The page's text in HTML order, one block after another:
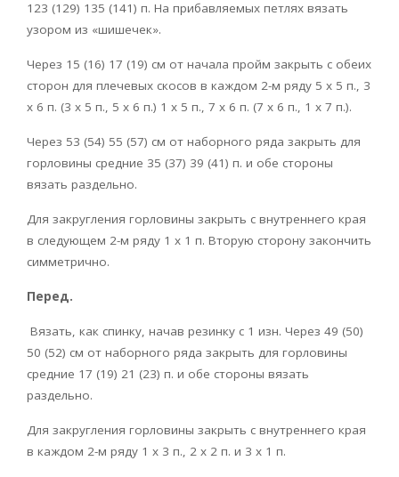
123 (129) 135 (141) п. На прибавляемых петлях вязать
узором из «шишечек».
Через 15 (16) 17 (19) см от начала пройм закрыть с обеих
сторон для плечевых скосов в каждом 2-м ряду 5 х 5 п., 3
х 6 п. (3 х 5 п., 5 х 6 п.) 1 х 5 п., 7 х 6 п. (7 х 6 п., 1 х 7 п.).
Через 53 (54) 55 (57) см от наборного ряда закрыть для
горловины средние 35 (37) 39 (41) п. и обе стороны
вязать раздельно.
Для закругления горловины закрыть с внутреннего края
в следующем 2-м ряду 1 х 1 п. Вторую сторону закончить
симметрично.
Перед.
Вязать, как спинку, начав резинку с 1 изн. Через 49 (50)
50 (52) см от наборного ряда закрыть для горловины
средние 17 (19) 21 (23) п. и обе стороны вязать
раздельно.
Для закругления горловины закрыть с внутреннего края
в каждом 2-м ряду 1 х 3 п., 2 х 2 п. и 3 х 1 п.